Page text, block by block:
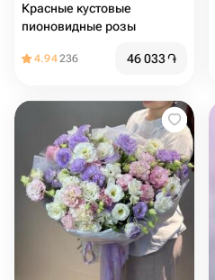
Красные кустовые
пионовидные розы
4.94236 46 033֏